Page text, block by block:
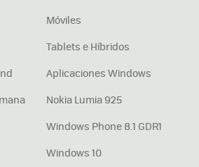
Móviles
Tablets e Híbridos
Aplicaciones Windows
Nokia Lumia 925
Windows Phone 8.1 GDR1
Windows 10